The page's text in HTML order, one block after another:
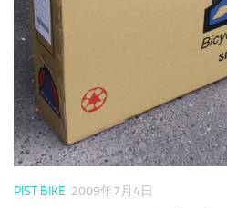
PIST BIKE 2009年7月4日